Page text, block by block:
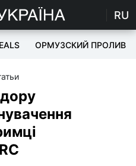
RU
ОРМУЗСКИЙ ПРОЛИВ